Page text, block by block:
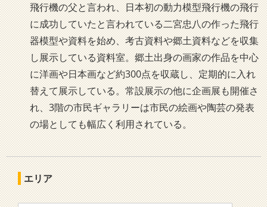
飛行機の父と言われ、日本初の動力模型飛行機の飛行
に成功していたと言われている二宮忠八の作った飛行
器模型や資料を始め、考古資料や郷土資料などを収集
し展示している資料室。郷土出身の画家の作品を中心
に洋画や日本画など約300点を収蔵し、定期的に入れ
替えて展示している。常設展示の他に企画展も開催さ
れ、3階の市民ギャラリーは市民の絵画や陶芸の発表
の場としても幅広く利用されている。
エリア